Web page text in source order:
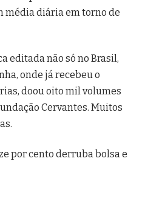
média diária em torno de
editada não só no Brasil,
onde já recebeu o
doou oito mil volumes
Cervantes. Muitos
por cento derruba bolsa e